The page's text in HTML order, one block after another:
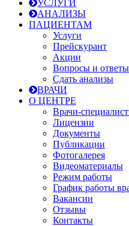
УСЛУГИ
АНАЛИЗЫ
ПАЦИЕНТАМ
Услуги
Прейскурант
Акции
Вопросы и ответы
Сдать анализы
ВРАЧИ
О ЦЕНТРЕ
Врачи-
Лицензии
Документы
Публикации
Фотогалерея
Видеоматериалы
Режим работы
График работы
Вакансии
Отзывы
Контакты